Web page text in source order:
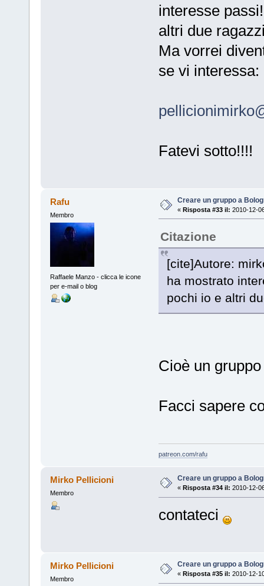
interesse
altri due
Ma vorrei
se vi interessa:
Fatevi sotto!!!!
Rafu
Membro
Raffaele Manzo - clicca le icone
per e-mail o blog
Creare un gruppo a
« Risposta #33 il: 2010-12-
Citazione
[cite]Autore:
ha mostrato
pochi io e altri
Cioè un
Facci sapere
patreon.com/rafu
Mirko Pellicioni
Membro
Creare un gruppo a
« Risposta #34 il: 2010-12-
contateci
Mirko Pellicioni
Membro
Creare un gruppo a
« Risposta #35 il: 2010-12-